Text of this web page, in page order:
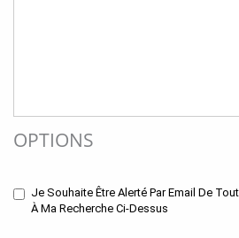
OPTIONS
Je Souhaite Être Alerté Par Email De
À Ma Recherche Ci-Dessus